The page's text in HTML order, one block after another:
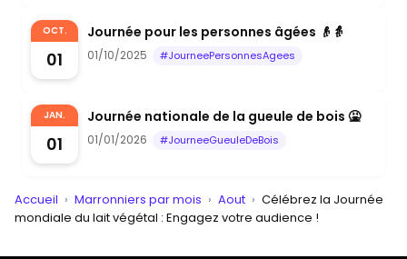
OCT.
01
Journée pour les personnes âgées 👴👵
01/10/2025 #JourneePersonnesAgees
JAN.
01
Journée nationale de la gueule de bois 🤮
01/01/2026 #JourneeGueuleDeBois
Accueil › Marronniers par mois › Aout › Célébrez la Journée
mondiale du lait végétal : Engagez votre audience !